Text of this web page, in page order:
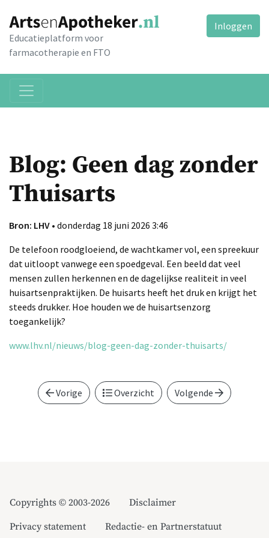
Educatieplatform voor
farmacotherapie en FTO
Inloggen
Blog: Geen dag zonder
Thuisarts
Bron: LHV • donderdag 18 juni 2026 3:46
De telefoon roodgloeiend, de wachtkamer vol, een spreekuur
dat uitloopt vanwege een spoedgeval. Een beeld dat veel
mensen zullen herkennen en de dagelijkse realiteit in veel
huisartsenpraktijken. De huisarts heeft het druk en krijgt het
steeds drukker. Hoe houden we de huisartsenzorg
toegankelijk?
www.lhv.nl/nieuws/blog-geen-dag-zonder-thuisarts/
Vorige Overzicht Volgende
Copyrights © 2003-2026
Disclaimer
Privacy statement
Redactie- en Partnerstatuut